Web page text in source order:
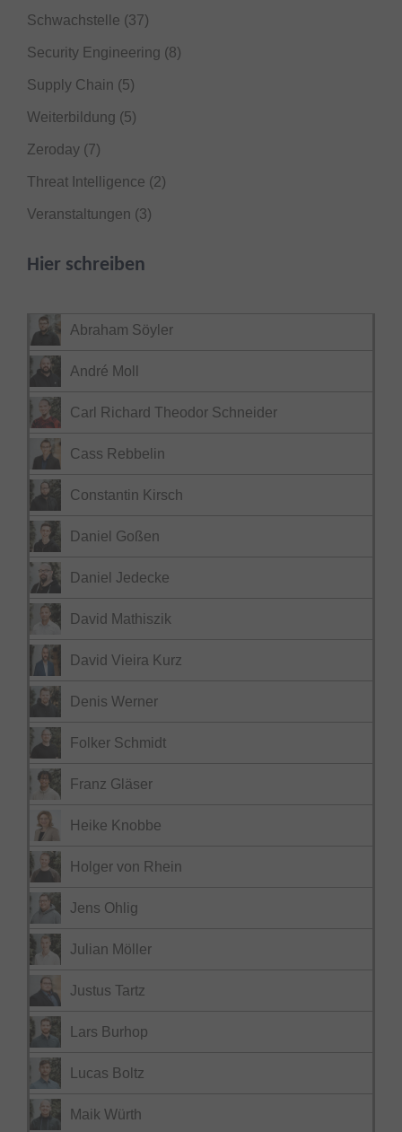
Schwachstelle (37)
Security Engineering (8)
Supply Chain (5)
Weiterbildung (5)
Zeroday (7)
Threat Intelligence (2)
Veranstaltungen (3)
Hier schreiben
Abraham Söyler
André Moll
Carl Richard Theodor Schneider
Cass Rebbelin
Constantin Kirsch
Daniel Goßen
Daniel Jedecke
David Mathiszik
David Vieira Kurz
Denis Werner
Folker Schmidt
Franz Gläser
Heike Knobbe
Holger von Rhein
Jens Ohlig
Julian Möller
Justus Tartz
Lars Burhop
Lucas Boltz
Maik Würth